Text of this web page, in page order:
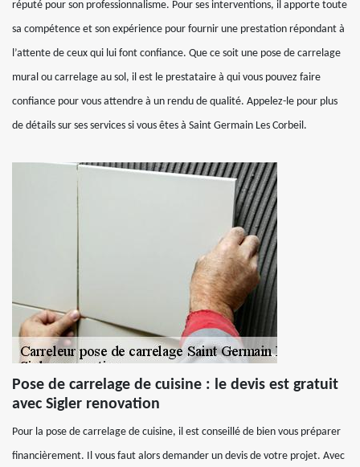
réputé pour son professionnalisme. Pour ses interventions, il apporte toute
sa compétence et son expérience pour fournir une prestation répondant à
l’attente de ceux qui lui font confiance. Que ce soit une pose de carrelage
mural ou carrelage au sol, il est le prestataire à qui vous pouvez faire
confiance pour vous attendre à un rendu de qualité. Appelez-le pour plus
de détails sur ses services si vous êtes à Saint Germain Les Corbeil.
Pose de carrelage de cuisine : le devis est gratuit
avec Sigler renovation
Pour la pose de carrelage de cuisine, il est conseillé de bien vous préparer
financièrement. Il vous faut alors demander un devis de votre projet. Avec